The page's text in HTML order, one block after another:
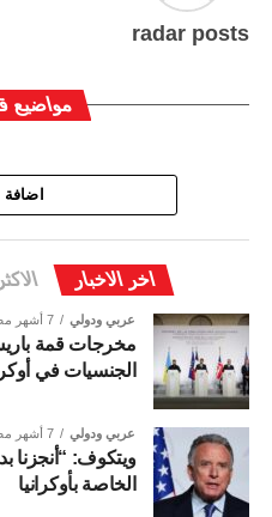
radar posts
مواضيع
اخر الاخبار
عربي ودولي 7 أشهر مضت
مخرجات قمة
الجنسيات في
عربي ودولي 7 أشهر مضت
ويتكوف: “أنجزنا
الخاصة بأوكرانيا